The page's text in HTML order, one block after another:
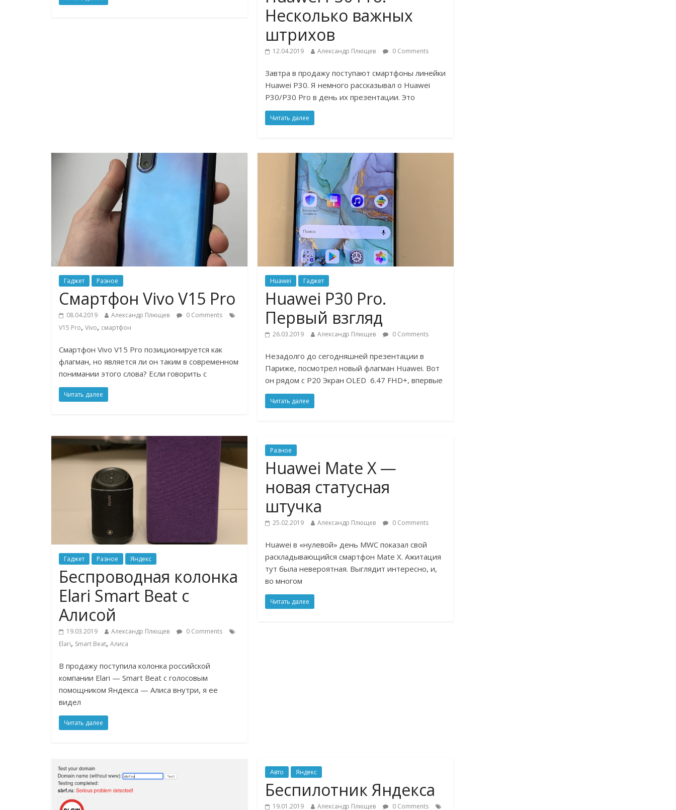
Несколько важных
штрихов
12.04.2019 Александр Плющев 0 Comments
Завтра в продажу поступают смартфоны линейки
Huawei P30. Я немного рассказывал о Huawei
P30/P30 Pro в день их презентации. Это
Читать далее
Гаджет Разное
Смартфон Vivo V15 Pro
08.04.2019 Александр Плющев
0 Comments
V15 Pro, Vivo, смартфон
Смартфон Vivo V15 Pro позиционируется как
флагман, но является ли он таким в современном
понимании этого слова? Если говорить с
Читать далее
Huawei Гаджет
Huawei P30 Pro.
Первый взгляд
26.03.2019 Александр Плющев 0 Comments
Незадолго до сегодняшней презентации в
Париже, посмотрел новый флагман Huawei. Вот
он рядом с P20 Экран OLED 6.47 FHD+, впервые
Читать далее
Гаджет Разное Яндекс
Беспроводная колонка
Elari Smart Beat с
Алисой
19.03.2019 Александр Плющев
0 Comments
Elari, Smart Beat, Алиса
В продажу поступила колонка российской
компании Elari — Smart Beat с голосовым
помощником Яндекса — Алиса внутри, я ее
видел
Читать далее
Разное
Huawei Mate X —
новая статусная
штучка
25.02.2019 Александр Плющев 0 Comments
Huawei в «нулевой» день MWC показал свой
раскладывающийся смартфон Mate X. Ажитация
тут была невероятная. Выглядит интересно, и,
во многом
Читать далее
Авто Яндекс
Беспилотник Яндекса
19.01.2019 Александр Плющев 0 Comments